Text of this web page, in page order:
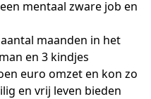
mentaal zware job en
maanden in het
en 3 kindjes
euro omzet en kon zo
en vrij leven bieden